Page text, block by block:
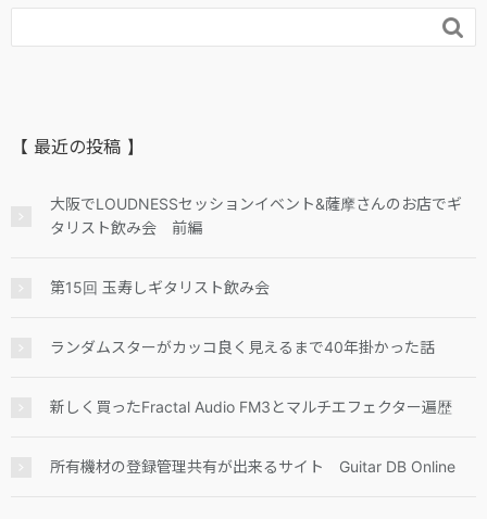

【 最近の投稿 】
大阪でLOUDNESSセッションイベント&薩摩さんのお店でギ
タリスト飲み会 前編
第15回 玉寿しギタリスト飲み会
ランダムスターがカッコ良く見えるまで40年掛かった話
新しく買ったFractal Audio FM3とマルチエフェクター遍歴
所有機材の登録管理共有が出来るサイト Guitar DB Online